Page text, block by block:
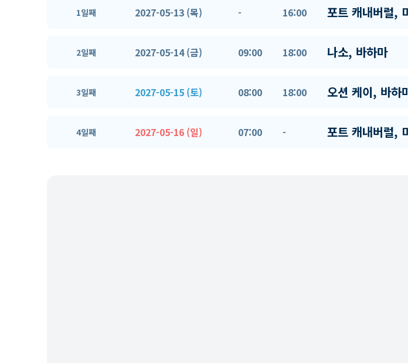
1일째 2027-05-13 (목) - 16:00 포트 캐내버럴,
2일째 2027-05-14 (금) 09:00 18:00 나소, 바하마
3일째 2027-05-15 (토) 08:00 18:00 오션 케이, 바하
4일째 2027-05-16 (일) 07:00 - 포트 캐내버럴,